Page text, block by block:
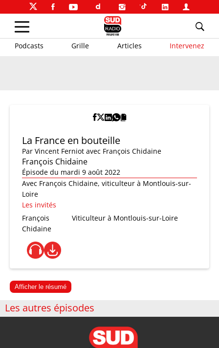
Podcasts Grille Articles Intervenez
La France en bouteille
Par Vincent Ferniot avec François Chidaine
François Chidaine
Épisode du mardi 9 août 2022
Avec François Chidaine, viticulteur à Montlouis-sur-
Loire
Les invités
François
Chidaine
Viticulteur à Montlouis-sur-Loire
Afficher le résumé
Les autres épisodes